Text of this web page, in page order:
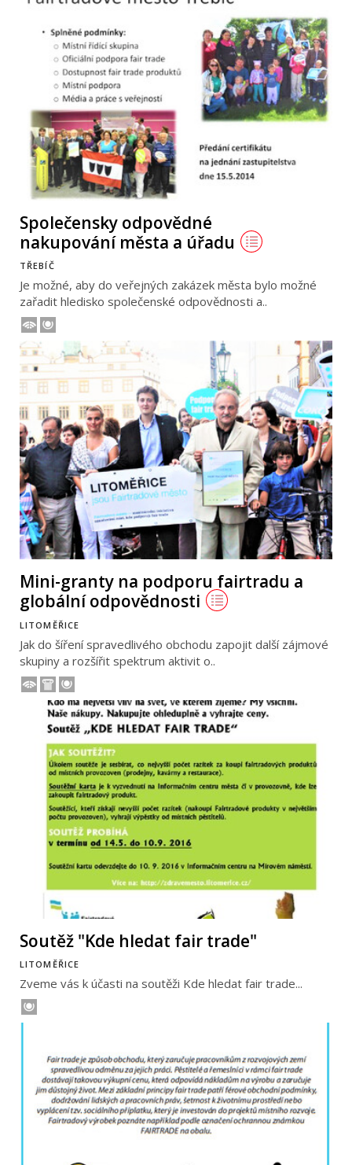
Společensky odpovědné
nakupování města a úřadu
TŘEBÍČ
Je možné, aby do veřejných zakázek města bylo možné
zařadit hledisko společenské odpovědnosti a..
Mini-granty na podporu fairtradu a
globální odpovědnosti
LITOMĚŘICE
Jak do šíření spravedlivého obchodu zapojit další zájmové
skupiny a rozšířit spektrum aktivit o..
Soutěž "Kde hledat fair trade"
LITOMĚŘICE
Zveme vás k účasti na soutěži Kde hledat fair trade...